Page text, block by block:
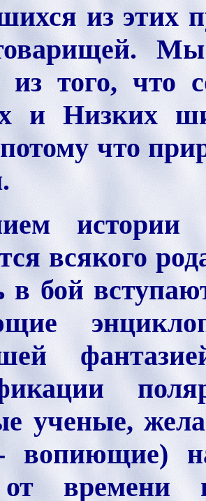
из этих
из того, что
и Низких
что
всякого
бой
ученые,
вопиющие)
времени